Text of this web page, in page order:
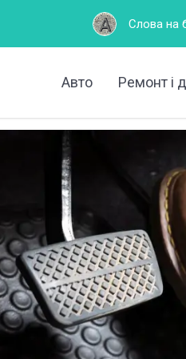
Слова на букву А: Повний
Авто Ремонт і